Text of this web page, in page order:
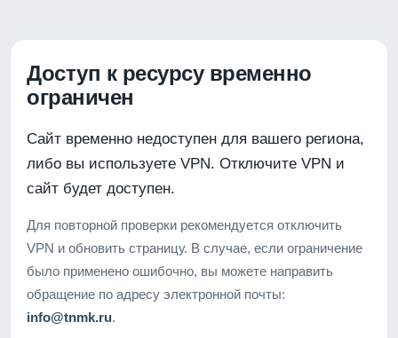
Доступ к ресурсу временно
ограничен
Сайт временно недоступен для вашего региона,
либо вы используете VPN. Отключите VPN и
сайт будет доступен.
Для повторной проверки рекомендуется отключить
VPN и обновить страницу. В случае, если ограничение
было применено ошибочно, вы можете направить
обращение по адресу электронной почты:
info@tnmk.ru.